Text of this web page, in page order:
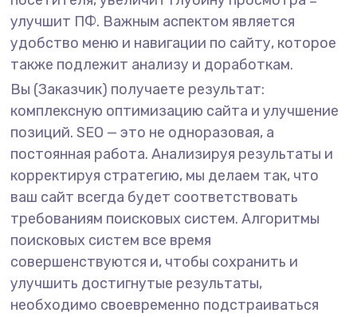
улучшит ПФ. Важным аспектом является
удобство меню и навигации по сайту, которое
также подлежит анализу и доработкам.
Вы (Заказчик) получаете результат:
комплексную оптимизацию сайта и улучшение
позиций. SEO — это не одноразовая, а
постоянная работа. Анализируя результаты и
корректируя стратегию, мы делаем так, что
ваш сайт всегда будет соответствовать
требованиям поисковых систем. Алгоритмы
поисковых систем все время
совершенствуются и, чтобы сохранить и
улучшить достигнутые результаты,
необходимо своевременно подстраиваться